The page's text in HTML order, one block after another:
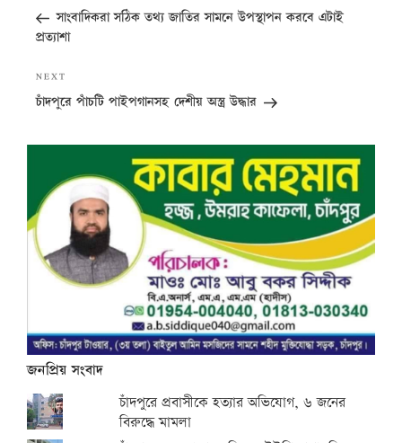
Postসাংবাদিকরা সঠিক তথ্য জাতির সামনে উপস্থাপন করবে এটাই
প্রত্যাশা
Next
Post
NEXT
চাঁদপুরে পাঁচটি পাইপগানসহ দেশীয় অস্ত্র উদ্ধার
জনপ্রিয় সংবাদ
চাঁদপুরে প্রবাসীকে হত্যার অভিযোগ, ৬ জনের
বিরুদ্ধে মামলা